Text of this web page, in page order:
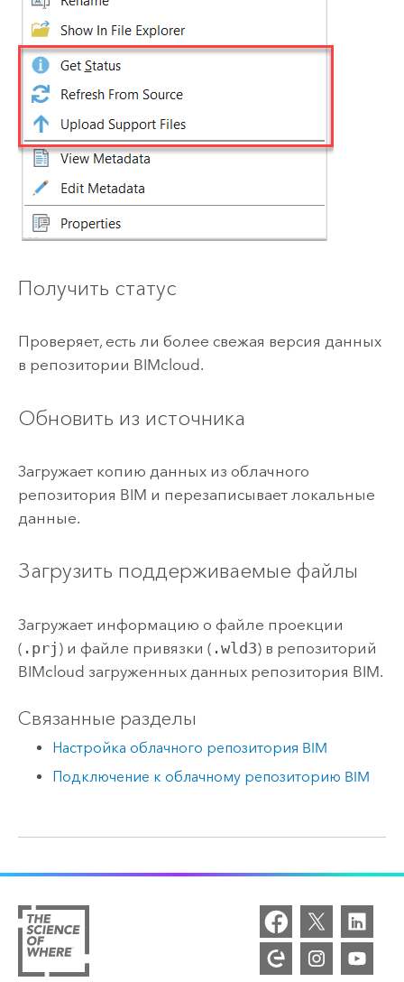
Получить статус
Проверяет, есть ли более свежая версия данных
в репозитории BIMcloud.
Обновить из источника
Загружает копию данных из облачного
репозитория BIM и перезаписывает локальные
данные.
Загрузить поддерживаемые файлы
Загружает информацию о файле проекции
( .prj ) и файле привязки ( .wld3) в репозиторий
BIMcloud загруженных данных репозитория BIM.
Связанные разделы
Настройка облачного репозитория BIM
Подключение к облачному репозиторию BIM